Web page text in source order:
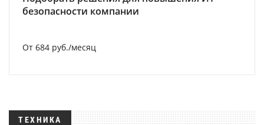
безопасности компании
От 684 руб./месяц
ТЕХНИКА